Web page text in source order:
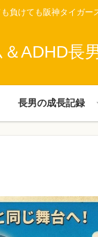
負けても阪神タイガー
ADHD長
長男の成長記録